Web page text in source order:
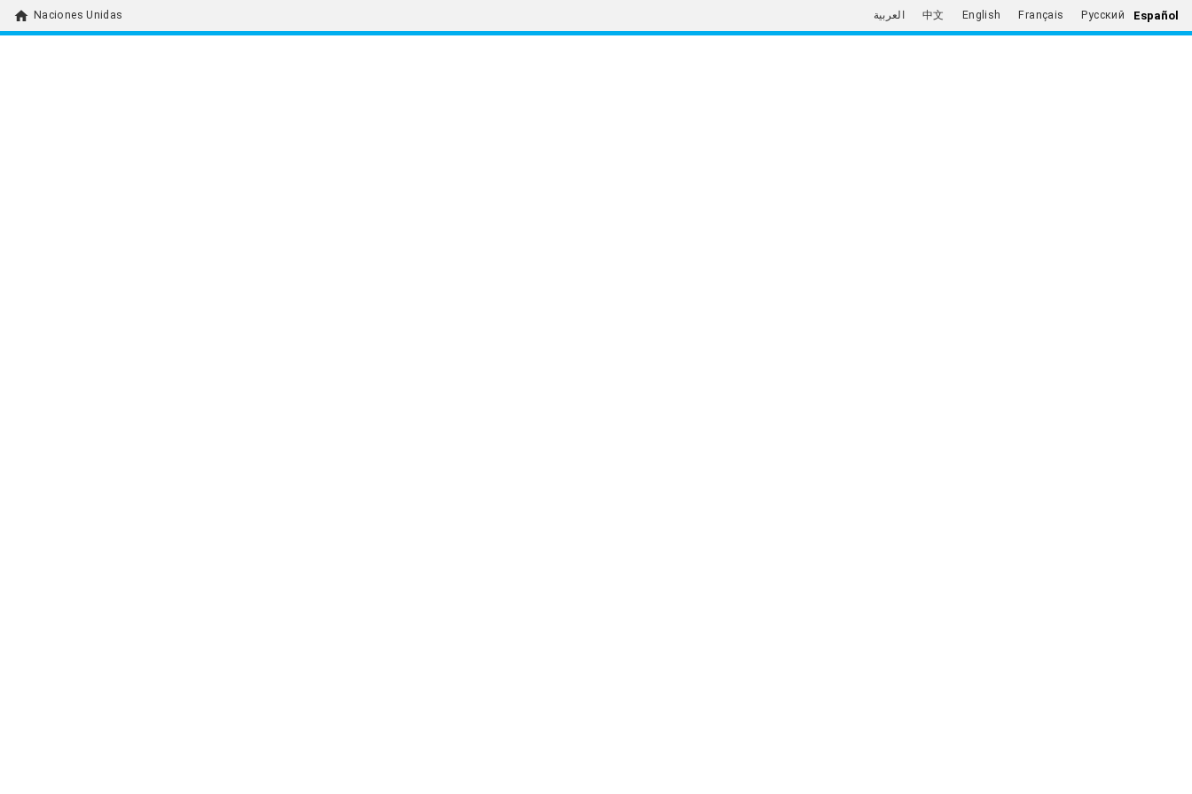
home Naciones Unidas العربية 中文 English Français Русский Español